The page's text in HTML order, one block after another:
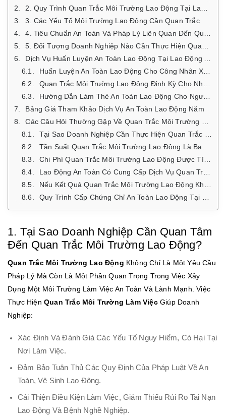
2. Quy Trình Quan Trắc Môi Trường Lao Động Tại Lao Động An Toàn
3. Các Yếu Tố Môi Trường Lao Động Cần Quan Trắc
4. Tiêu Chuẩn An Toàn Và Pháp Lý Liên Quan Đến Quan Trắc Môi Trường Lao Động
5. Đối Tượng Doanh Nghiệp Nào Cần Thực Hiện Quan Trắc Môi Trường Lao Động?
Dịch Vụ Huấn Luyện An Toàn Lao Động Tại Lao Động An Toàn
Huấn Luyện An Toàn Lao Động Cho Công Nhân Xây Dựng
Quan Trắc Môi Trường Lao Động Định Kỳ Cho Nhà Máy, Xí Nghiệp
Hướng Dẫn Làm Thẻ An Toàn Lao Động Cho Người Lao Động Mới
Bảng Giá Tham Khảo Dịch Vụ An Toàn Lao Động Năm
Các Câu Hỏi Thường Gặp Về Quan Trắc Môi Trường Lao Động
Tại Sao Doanh Nghiệp Cần Thực Hiện Quan Trắc Môi Trường Lao Động Định Kỳ?
Tần Suất Quan Trắc Môi Trường Lao Động Là Bao Lâu Một Lần?
Chi Phí Quan Trắc Môi Trường Lao Động Được Tính Như Thế Nào?
Lao Động An Toàn Có Cung Cấp Dịch Vụ Quan Trắc Môi Trường Lao Động Trên Toàn Quốc Không?
Nếu Kết Quả Quan Trắc Môi Trường Lao Động Không Đạt Tiêu Chuẩn Thì Doanh Nghiệp Cần Làm Gì?
Quy Trình Cấp Chứng Chỉ An Toàn Lao Động Tại Lao Động An Toàn Diễn Ra Như Thế Nào?
1. Tại Sao Doanh Nghiệp Cần Quan Tâm
Đến Quan Trắc Môi Trường Lao Động?
Quan Trắc Môi Trường Lao Động Không Chỉ Là Một Yêu Cầu
Pháp Lý Mà Còn Là Một Phần Quan Trọng Trong Việc Xây
Dựng Một Môi Trường Làm Việc An Toàn Và Lành Mạnh. Việc
Thực Hiện Quan Trắc Môi Trường Làm ViệcGiúp Doanh
Nghiệp:
Xác Định Và Đánh Giá Các Yếu Tố Nguy Hiểm, Có Hại Tại
Nơi Làm Việc.
Đảm Bảo Tuân Thủ Các Quy Định Của Pháp Luật Về An
Toàn, Vệ Sinh Lao Động.
Cải Thiện Điều Kiện Làm Việc, Giảm Thiểu Rủi Ro Tai Nạn
Lao Động Và Bệnh Nghề Nghiệp.